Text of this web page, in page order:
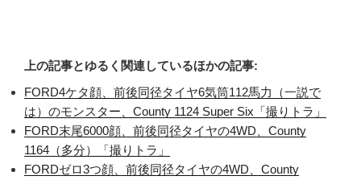
上の記事とゆるく関連しているほかの記事:
FORD4ケタ顔、前後同径タイヤ6気筒112馬力（一説で
は）のモンスター、County 1124 Super Six「撮りトラ」
FORD末尾6000顔、前後同径タイヤの4WD、County
1164（多分）「撮りトラ」
FORDゼロ3つ顔、前後同径タイヤの4WD、County